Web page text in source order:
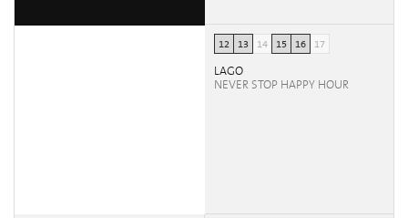
12 13 14 15 16 17
LAGO
NEVER STOP HAPPY HOUR